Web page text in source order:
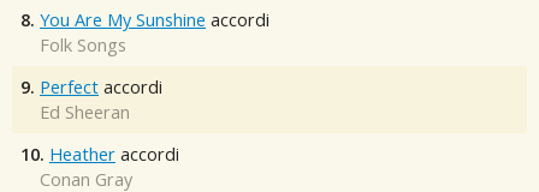
8. You Are My Sunshine accordi
Folk Songs
9. Perfect accordi
Ed Sheeran
10. Heather accordi
Conan Gray